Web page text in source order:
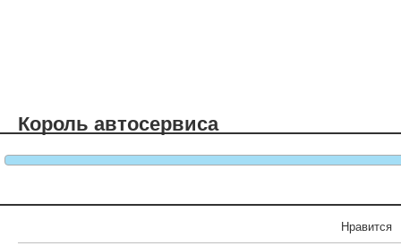
Король автосервиса
Нравится